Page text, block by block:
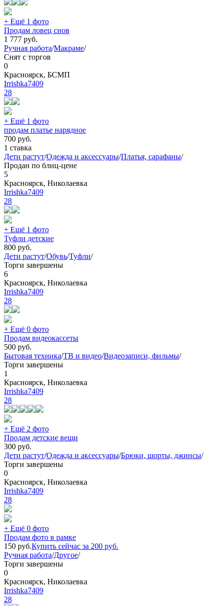
+ Ещё 1 фото
Продам ловец снов
1 777 руб.
Ручная работа/Макраме/
Снят с торгов
0
Красноярск, БСМП
Irrishka7409
28
+ Ещё 1 фото
продам платье нарядное
700 руб.
1 ставка
Дети растут/Одежда и аксессуары/Платья, сарафаны/
Продан по блиц-цене
5
Красноярск, Николаевка
Irrishka7409
28
+ Ещё 1 фото
Туфли детские
800 руб.
Дети растут/Обувь/Туфли/
Торги завершены
6
Красноярск, Николаевка
Irrishka7409
28
+ Ещё 0 фото
Продам видеокассеты
500 руб.
Бытовая техника/ТВ и видео/Видеозаписи, фильмы/
Торги завершены
1
Красноярск, Николаевка
Irrishka7409
28
+ Ещё 2 фото
Продам детские вещи
300 руб.
Дети растут/Одежда и аксессуары/Брюки, шорты, джинсы/
Торги завершены
0
Красноярск, Николаевка
Irrishka7409
28
+ Ещё 0 фото
Продам фото в рамке
150 руб.Купить сейчас за 200 руб.
Ручная работа/Другое/
Торги завершены
0
Красноярск, Николаевка
Irrishka7409
28